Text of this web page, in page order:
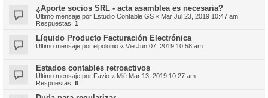
¿Aporte socios SRL - acta asamblea es necesaria?
Último mensaje por Estudio Contable GS « Mar Jul 23, 2019 10:47 am
Respuestas: 1
Líquido Producto Facturación Electrónica
Último mensaje por elpolonio « Vie Jun 07, 2019 10:58 am
Estados contables retroactivos
Último mensaje por Favio « Mié Mar 13, 2019 10:27 am
Respuestas: 6